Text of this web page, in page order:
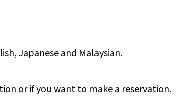
Japanese and Malaysian.
or if you want to make a reservation.